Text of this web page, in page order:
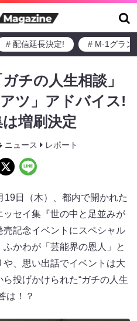
# 配信延長決定! # M-1グラン
チの人生相談」
ツ」アドバイス!
増刷決定
ニュース レポート
日（木）、都内で開かれた
セイ集『世の中と足並みが
記念イベントにスペシャル
かわが「芸能界の恩人」と
、思い出話でイベントは大
投げかけられた“ガチの人生
は！？